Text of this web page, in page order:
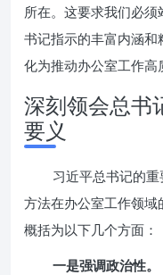
所在。这要求我们必
书记指示的丰富内涵
化为推动办公室工作高
深刻领会总书
要义
习近平总书记的
方法在办公室工作领
概括为以下几个方面：
一是强调政治性。